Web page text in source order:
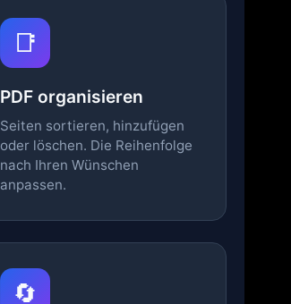
📑
PDF organisieren
Seiten sortieren, hinzufügen
oder löschen. Die Reihenfolge
nach Ihren Wünschen
anpassen.
🔄